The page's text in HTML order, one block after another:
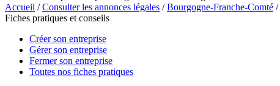
Accueil /Consulter les annonces légales /Bourgogne-Franche-Comté /
Fiches pratiques et conseils
Créer son entreprise
Gérer son entreprise
Fermer son entreprise
Toutes nos fiches pratiques